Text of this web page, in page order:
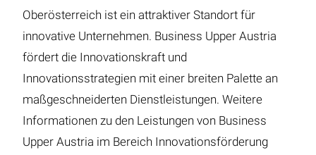
Oberösterreich ist ein attraktiver Standort für
innovative Unternehmen. Business Upper Austria
fördert die Innovationskraft und
Innovationsstrategien mit einer breiten Palette an
maßgeschneiderten Dienstleistungen. Weitere
Informationen zu den Leistungen von Business
Upper Austria im Bereich Innovationsförderung